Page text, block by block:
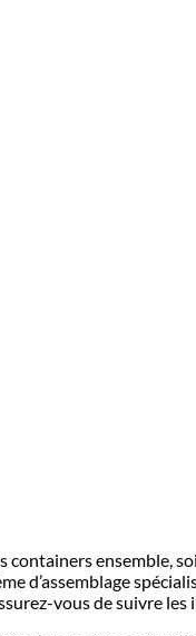
ensemble,
d’assemblage
vous de suivre